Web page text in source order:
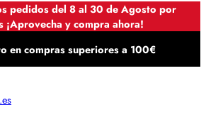
pedidos del 8 al 30 de Agosto por
¡Aprovecha y compra ahora!
en compras superiores a 100€